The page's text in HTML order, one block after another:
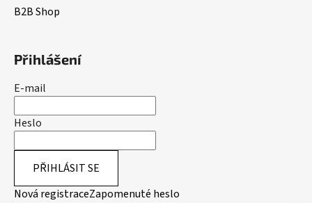
B2B Shop
Přihlášení
E-mail
Heslo
PŘIHLÁSIT SE
Nová registraceZapomenuté heslo